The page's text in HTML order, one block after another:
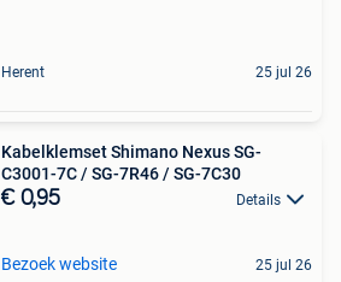
Herent 25 jul 26
Kabelklemset Shimano Nexus SG-
C3001-7C / SG-7R46 / SG-7C30
€ 0,95 Details
Bezoek website 25 jul 26